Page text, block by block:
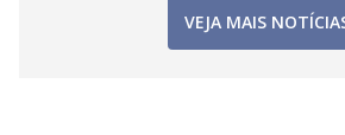
VEJA MAIS